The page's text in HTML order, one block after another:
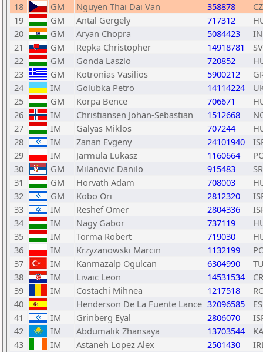
18
GM Nguyen Thai Dai Van 358878
19
GM Antal Gergely 717312
20
GM Aryan Chopra 5084423
21
GM Repka Christopher 14918781
22
GM Gonda Laszlo 720852
23
GM Kotronias Vasilios 5900212
24
IM Golubka Petro 14114224
25
GM Korpa Bence 706671
26
IM Christiansen Johan-Sebastian 1512668
27
IM Galyas Miklos 707244
28
IM Zanan Evgeny 24101940
29
IM Jarmula Lukasz 1160664
30
GM Milanovic Danilo 915483
31
GM Horvath Adam 708003
32
GM Kobo Ori 2812320
33
IM Reshef Omer 2804336
34
IM Nagy Gabor 737119
35
IM Torma Robert 719030
36
IM Krzyzanowski Marcin 1132199
37
IM Kanmazalp Ogulcan 6304990
38
IM Livaic Leon 14531534
39
IM Costachi Mihnea 1217518
40
Henderson De La Fuente Lance 32096585
41
IM Grinberg Eyal 2806070
42
IM Abdumalik Zhansaya 13703544
43
IM Astaneh Lopez Alex 2501430